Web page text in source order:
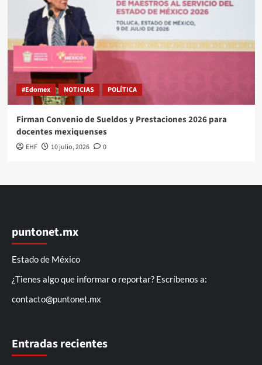
#Edomex NOTICIAS POLÍTICA
Firman Convenio de Sueldos y Prestaciones 2026 para
docentes mexiquenses
EHF 10 julio, 2026 0
puntonet.mx
Estado de México
¿Tienes algo que informar o reportar? Escríbenos a:
contacto@puntonet.mx
Entradas recientes